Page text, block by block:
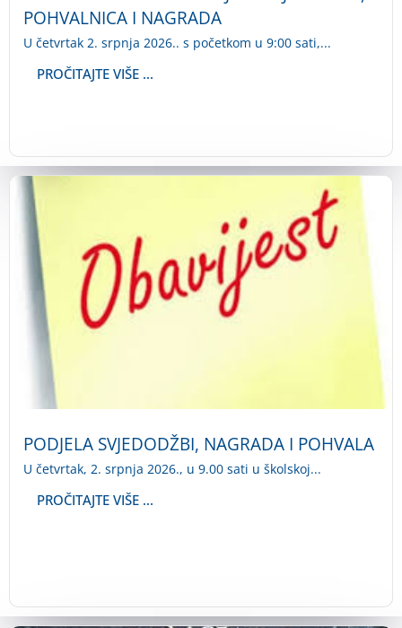
POHVALNICA I NAGRADA
U četvrtak 2. srpnja 2026.. s početkom u 9:00 sati,...
PROČITAJTE VIŠE ...
PODJELA SVJEDODŽBI, NAGRADA I POHVALA
U četvrtak, 2. srpnja 2026., u 9.00 sati u školskoj...
PROČITAJTE VIŠE ...